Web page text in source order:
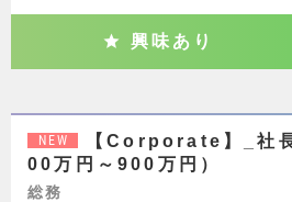
興味あり
NEW
【Corporate】_社
00万円～900万円）
総務